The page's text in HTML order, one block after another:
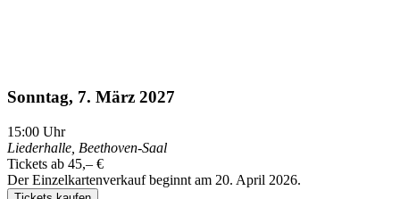
Sonntag, 7. März 2027
15:00 Uhr
Liederhalle, Beethoven-Saal
Tickets ab 45,– €
Der Einzelkartenverkauf beginnt am 20. April 2026.